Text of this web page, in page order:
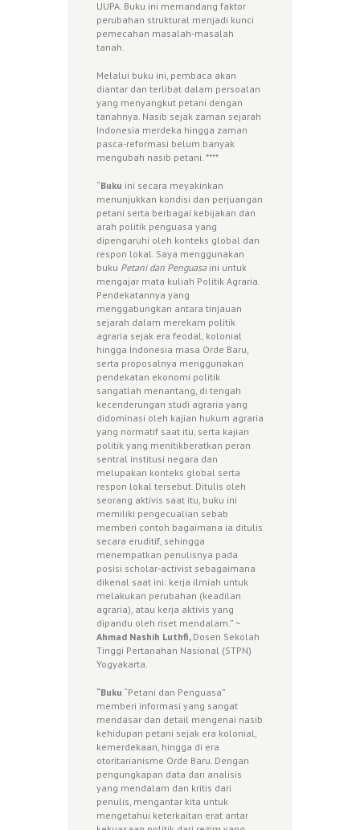
UUPA. Buku ini memandang faktor
perubahan struktural menjadi kunci
pemecahan masalah-masalah
tanah.
Melalui buku ini, pembaca akan
diantar dan terlibat dalam persoalan
yang menyangkut petani dengan
tanahnya. Nasib sejak zaman sejarah
Indonesia merdeka hingga zaman
pasca-reformasi belum banyak
mengubah nasib petani. ****
“Buku ini secara meyakinkan
menunjukkan kondisi dan perjuangan
petani serta berbagai kebijakan dan
arah politik penguasa yang
dipengaruhi oleh konteks global dan
respon lokal. Saya menggunakan
buku Petani dan Penguasa ini untuk
mengajar mata kuliah Politik Agraria.
Pendekatannya yang
menggabungkan antara tinjauan
sejarah dalam merekam politik
agraria sejak era feodal, kolonial
hingga Indonesia masa Orde Baru,
serta proposalnya menggunakan
pendekatan ekonomi politik
sangatlah menantang, di tengah
kecenderungan studi agraria yang
didominasi oleh kajian hukum agraria
yang normatif saat itu, serta kajian
politik yang menitikberatkan peran
sentral institusi negara dan
melupakan konteks global serta
respon lokal tersebut. Ditulis oleh
seorang aktivis saat itu, buku ini
memiliki pengecualian sebab
memberi contoh bagaimana ia ditulis
secara eruditif, sehingga
menempatkan penulisnya pada
posisi scholar-activist sebagaimana
dikenal saat ini: kerja ilmiah untuk
melakukan perubahan (keadilan
agraria), atau kerja aktivis yang
dipandu oleh riset mendalam.” ~
Ahmad Nashih Luthfi, Dosen Sekolah
Tinggi Pertanahan Nasional (STPN)
Yogyakarta.
“Buku “Petani dan Penguasa”
memberi informasi yang sangat
mendasar dan detail mengenai nasib
kehidupan petani sejak era kolonial,
kemerdekaan, hingga di era
otoritarianisme Orde Baru. Dengan
pengungkapan data dan analisis
yang mendalam dan kritis dari
penulis, mengantar kita untuk
mengetahui keterkaitan erat antar